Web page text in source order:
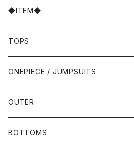
◆ITEM◆
TOPS
ONEPIECE / JUMPSUITS
OUTER
BOTTOMS